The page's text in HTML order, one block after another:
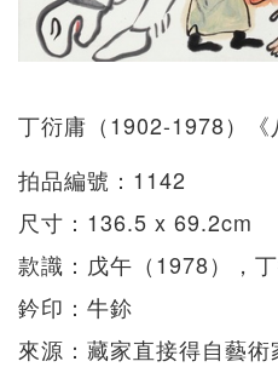
丁衍庸（1902-1978）
拍品編號：1142
尺寸：136.5 x 69.2cm
款識：戊午（1978），丁
鈐印：牛鉩
來源：藏家直接得自藝術